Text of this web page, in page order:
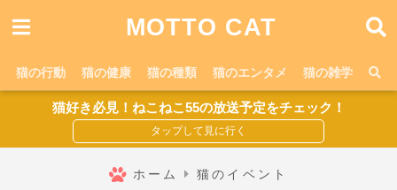
MOTTO CAT
猫の行動 猫の健康 猫の種類 猫のエンタメ 猫の雑学
猫好き必見！ねこねこ55の放送予定をチェック！
ホーム 猫のイベント